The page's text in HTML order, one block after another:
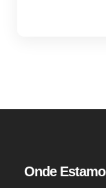
Onde